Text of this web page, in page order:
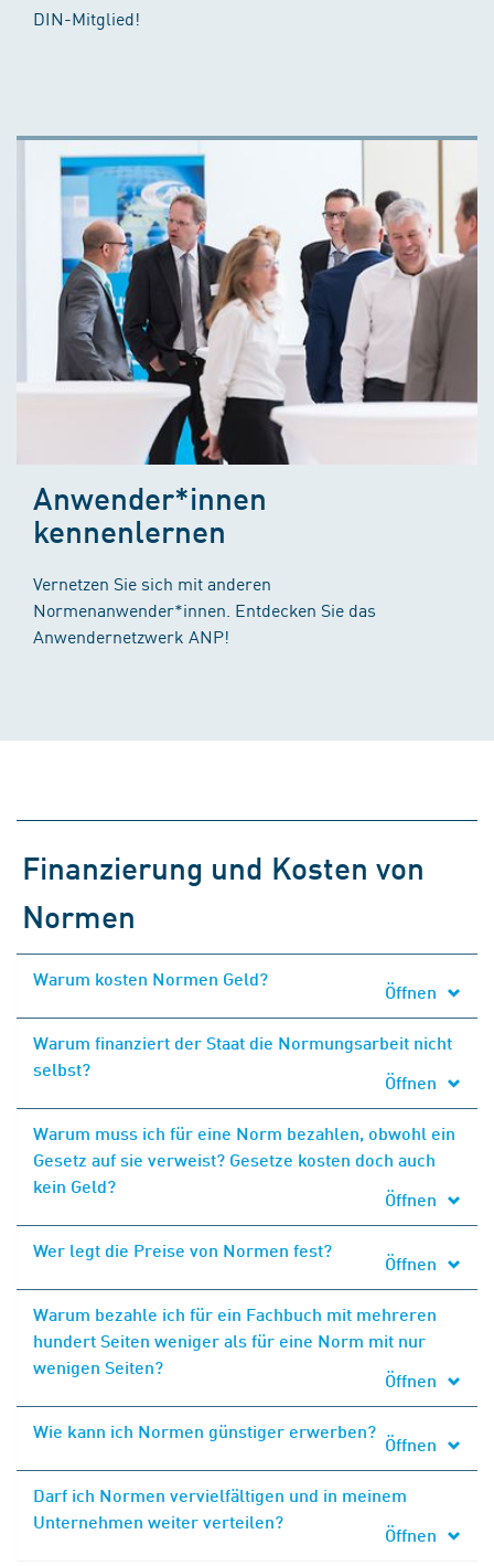
DIN-Mitglied!
Anwender*innen
kennenlernen
Vernetzen Sie sich mit anderen
Normenanwender*innen. Entdecken Sie das
Anwendernetzwerk ANP!
Finanzierung und Kosten von
Normen
Warum kosten Normen Geld?
Öffnen
Warum finanziert der Staat die Normungsarbeit nicht
selbst?
Öffnen
Warum muss ich für eine Norm bezahlen, obwohl ein
Gesetz auf sie verweist? Gesetze kosten doch auch
kein Geld?
Öffnen
Wer legt die Preise von Normen fest?
Öffnen
Warum bezahle ich für ein Fachbuch mit mehreren
hundert Seiten weniger als für eine Norm mit nur
wenigen Seiten?
Öffnen
Wie kann ich Normen günstiger erwerben?
Öffnen
Darf ich Normen vervielfältigen und in meinem
Unternehmen weiter verteilen?
Öffnen